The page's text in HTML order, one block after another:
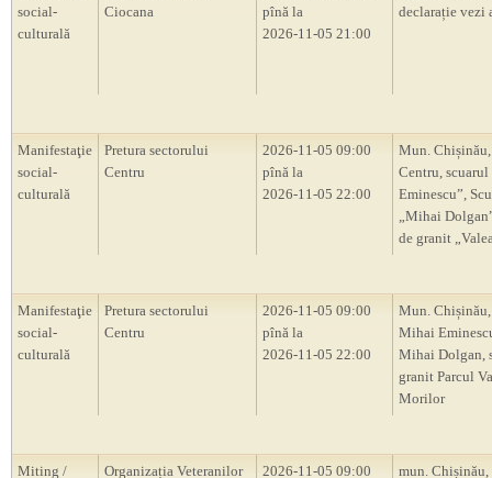
social-
culturală
Ciocana
pînă la
2026-11-05 21:00
declarație vezi
Manifestaţie
social-
culturală
Pretura sectorului
Centru
2026-11-05 09:00
pînă la
2026-11-05 22:00
Mun. Chișinău,
Centru,
Eminescu”,
„Mihai
de granit
Manifestaţie
social-
culturală
Pretura sectorului
Centru
2026-11-05 09:00
pînă la
2026-11-05 22:00
Mun.
Mihai
Mihai Dolgan,
granit Parcul
Morilor
Miting /
Organizația Veteranilor
2026-11-05 09:00
mun.